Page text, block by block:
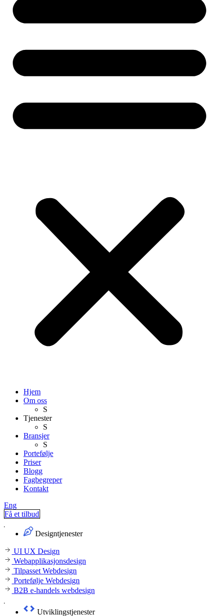
Hjem
Om oss
S
Tjenester
S
Bransjer
S
Portefølje
Priser
Blogg
Fagbegreper
Kontakt
Eng
Få et tilbud
Designtjenester
UI UX Design
Webapplikasjonsdesign
Tilpasset Webdesign
Portefølje Webdesign
B2B e-handels webdesign
Utviklingstjenester